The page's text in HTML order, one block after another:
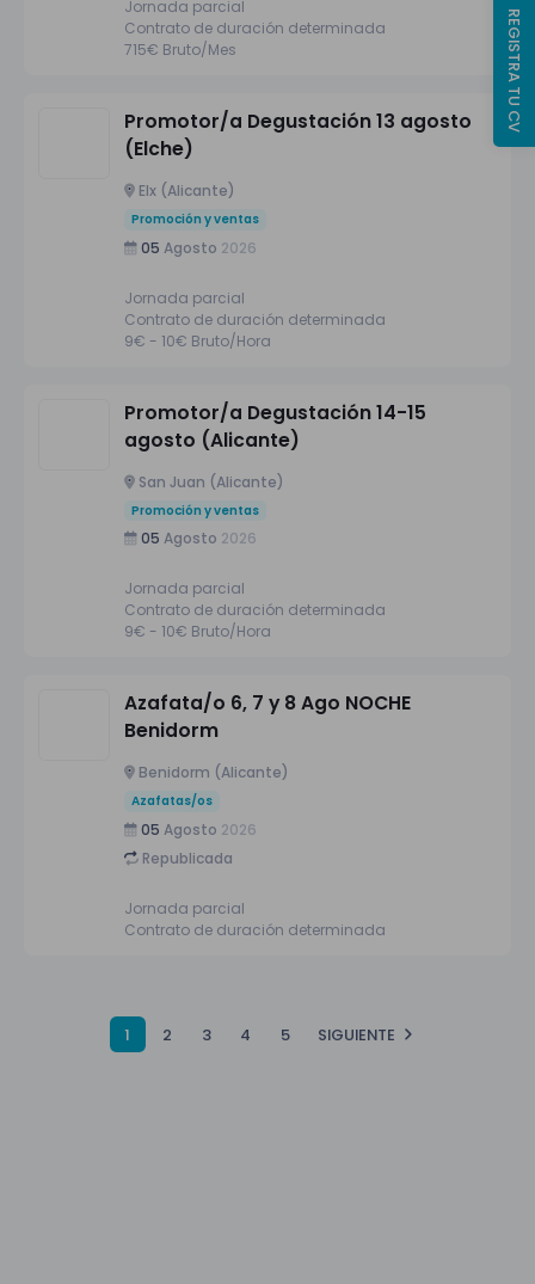
Jornada parcial
Contrato de duración determinada
715€ Bruto/Mes
Promotor/a Degustación 13 agosto
(Elche)
Elx (Alicante)
Promoción y ventas
05 Agosto 2026
Jornada parcial
Contrato de duración determinada
9€ - 10€ Bruto/Hora
Promotor/a Degustación 14-15
agosto (Alicante)
San Juan (Alicante)
Promoción y ventas
05 Agosto 2026
Jornada parcial
Contrato de duración determinada
9€ - 10€ Bruto/Hora
Azafata/o 6, 7 y 8 Ago NOCHE
Benidorm
Benidorm (Alicante)
Azafatas/os
05 Agosto 2026
Republicada
Jornada parcial
Contrato de duración determinada
1 2 3 4 5 SIGUIENTE
REGISTRA TU CV